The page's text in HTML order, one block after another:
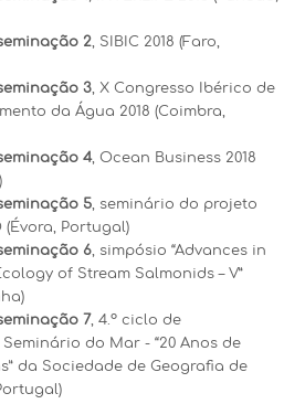
2, SIBIC 2018 (Faro,
3, X Congresso Ibérico de
da Água 2018 (Coimbra,
4, Ocean Business 2018
5, seminário do projeto
(Évora, Portugal)
6, simpósio “Advances in
of Stream Salmonids – V”
7, 4.º ciclo de
do Mar - “20 Anos de
da Sociedade de Geografia de